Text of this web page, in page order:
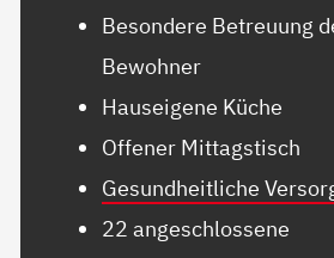
Besondere Betreuung
Bewohner
Hauseigene Küche
Offener Mittagstisch
Gesundheitliche
22 angeschlossene